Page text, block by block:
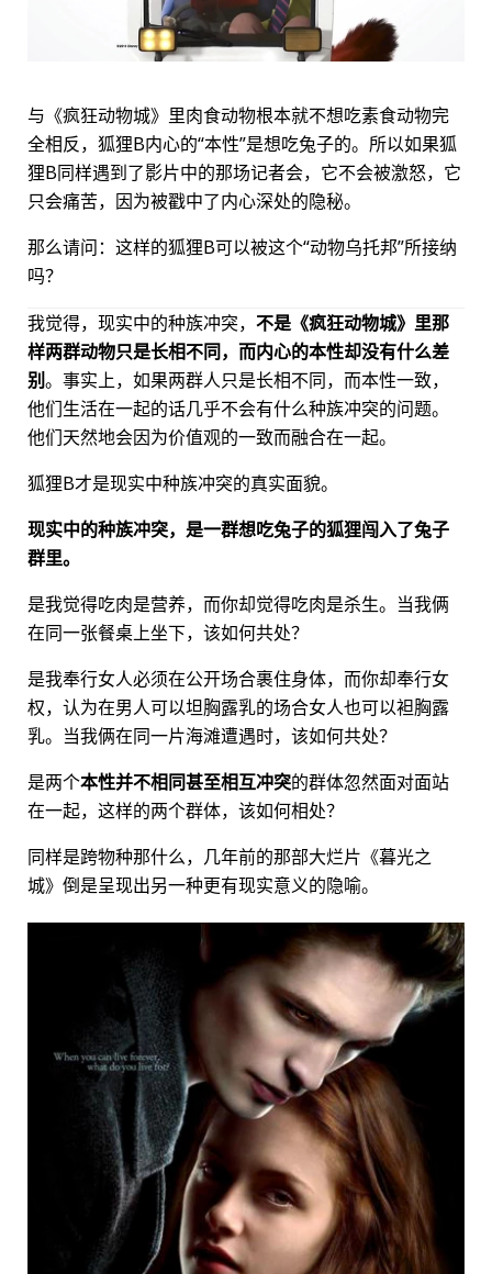
与《疯狂动物城》里肉食动物根本就不想吃素食动物完
全相反，狐狸B内心的“本性”是想吃兔子的。所以如果狐
狸B同样遇到了影片中的那场记者会，它不会被激怒，它
只会痛苦，因为被戳中了内心深处的隐秘。
那么请问：这样的狐狸B可以被这个“动物乌托邦”所接纳
吗？
我觉得，现实中的种族冲突， 不是《疯狂动物城》里那
样两群动物只是长相不同，而内心的本性却没有什么差
别。事实上，如果两群人只是长相不同，而本性一致，
他们生活在一起的话几乎不会有什么种族冲突的问题。
他们天然地会因为价值观的一致而融合在一起。
狐狸B才是现实中种族冲突的真实面貌。
现实中的种族冲突，是一群想吃兔子的狐狸闯入了兔子
群里。
是我觉得吃肉是营养，而你却觉得吃肉是杀生。当我俩
在同一张餐桌上坐下，该如何共处？
是我奉行女人必须在公开场合裹住身体，而你却奉行女
权，认为在男人可以坦胸露乳的场合女人也可以袒胸露
乳。当我俩在同一片海滩遭遇时，该如何共处？
是两个本性并不相同甚至相互冲突的群体忽然面对面站
在一起，这样的两个群体，该如何相处？
同样是跨物种那什么，几年前的那部大烂片《暮光之
城》倒是呈现出另一种更有现实意义的隐喻。